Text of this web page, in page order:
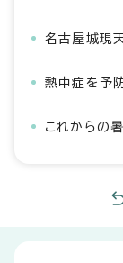
名古屋城現
熱中症を予
これからの